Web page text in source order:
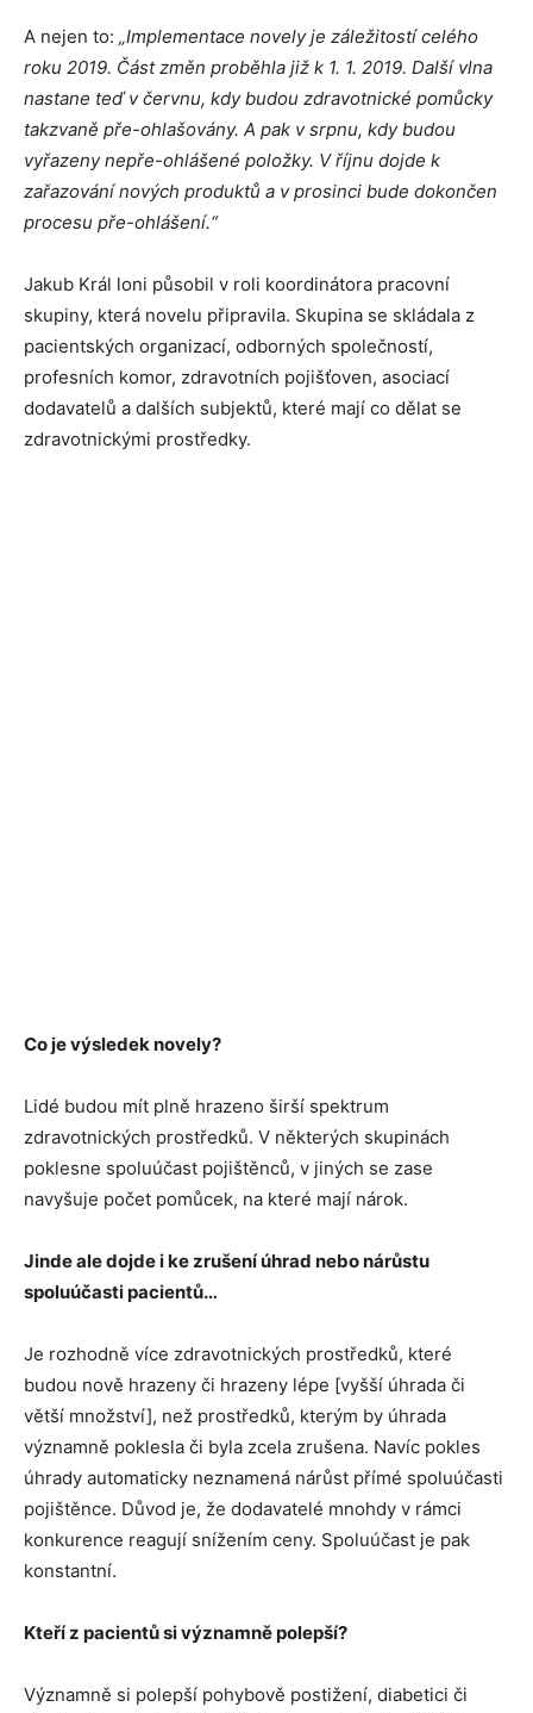
A nejen to: „Implementace novely je záležitostí celého
roku 2019. Část změn proběhla již k 1. 1. 2019. Další vlna
nastane teď v červnu, kdy budou zdravotnické pomůcky
takzvaně pře-ohlašovány. A pak v srpnu, kdy budou
vyřazeny nepře-ohlášené položky. V říjnu dojde k
zařazování nových produktů a v prosinci bude dokončen
procesu pře-ohlášení.“
Jakub Král loni působil v roli koordinátora pracovní
skupiny, která novelu připravila. Skupina se skládala z
pacientských organizací, odborných společností,
profesních komor, zdravotních pojišťoven, asociací
dodavatelů a dalších subjektů, které mají co dělat se
zdravotnickými prostředky.
Co je výsledek novely?
Lidé budou mít plně hrazeno širší spektrum
zdravotnických prostředků. V některých skupinách
poklesne spoluúčast pojištěnců, v jiných se zase
navyšuje počet pomůcek, na které mají nárok.
Jinde ale dojde i ke zrušení úhrad nebo nárůstu
spoluúčasti pacientů…
Je rozhodně více zdravotnických prostředků, které
budou nově hrazeny či hrazeny lépe [vyšší úhrada či
větší množství], než prostředků, kterým by úhrada
významně poklesla či byla zcela zrušena. Navíc pokles
úhrady automaticky neznamená nárůst přímé spoluúčasti
pojištěnce. Důvod je, že dodavatelé mnohdy v rámci
konkurence reagují snížením ceny. Spoluúčast je pak
konstantní.
Kteří z pacientů si významně polepší?
Významně si polepší pohybově postižení, diabetici či